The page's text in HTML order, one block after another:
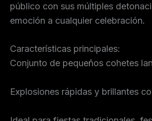
público con sus múltiples
emoción a cualquier celebración.
Características principales:
Conjunto de pequeños cohetes
Explosiones rápidas y brillantes